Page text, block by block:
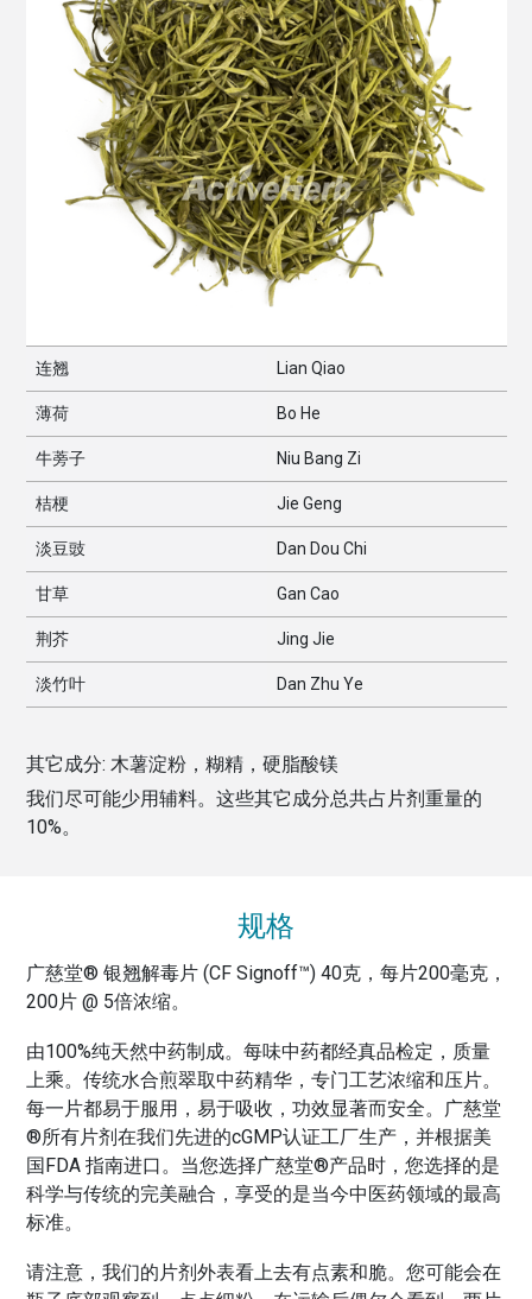
连翘 Lian Qiao
薄荷 Bo He
牛蒡子 Niu Bang Zi
桔梗 Jie Geng
淡豆豉 Dan Dou Chi
甘草 Gan Cao
荆芥 Jing Jie
淡竹叶 Dan Zhu Ye
其它成分: 木薯淀粉，糊精，硬脂酸镁
我们尽可能少用辅料。这些其它成分总共占片剂重量的
10%。
规格
广慈堂® 银翘解毒片 (CF Signoff™) 40克，每片200毫克，
200片 @ 5倍浓缩。
由100%纯天然中药制成。每味中药都经真品检定，质量
上乘。传统水合煎翠取中药精华，专门工艺浓缩和压片。
每一片都易于服用，易于吸收，功效显著而安全。广慈堂
®所有片剂在我们先进的cGMP认证工厂生产，并根据美
国FDA 指南进口。当您选择广慈堂®产品时，您选择的是
科学与传统的完美融合，享受的是当今中医药领域的最高
标准。
请注意，我们的片剂外表看上去有点素和脆。您可能会在